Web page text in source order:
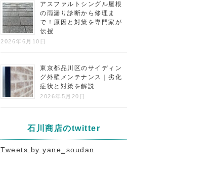
アスファルトシングル屋根
の雨漏り診断から修理ま
で！原因と対策を専門家が
伝授
2026年6月10日
東京都品川区のサイディン
グ外壁メンテナンス｜劣化
症状と対策を解説
2026年5月20日
石川商店のtwitter
Tweets by yane_soudan